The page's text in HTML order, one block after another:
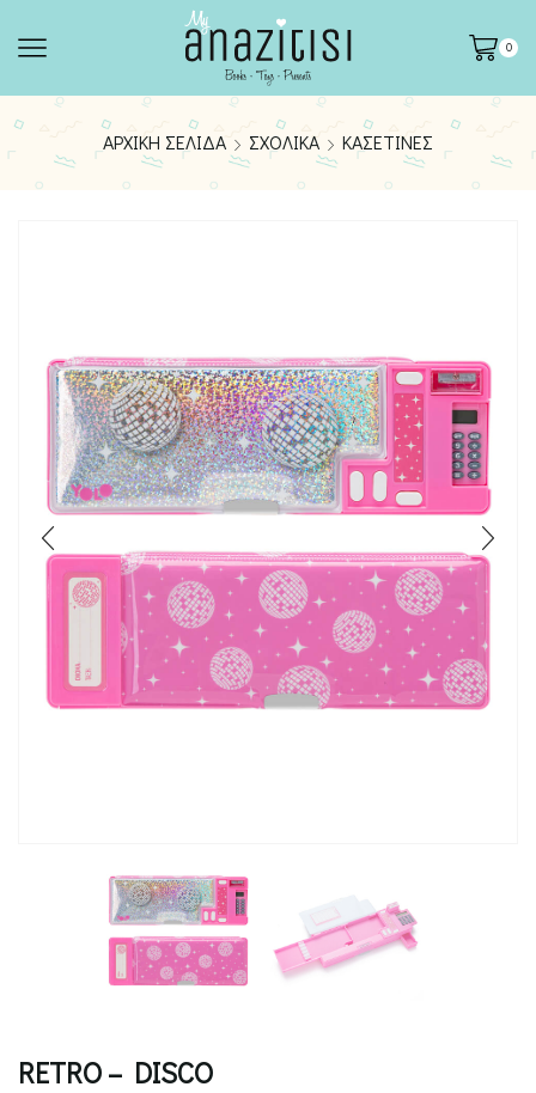
0
ΑΡΧΙΚΉ ΣΕΛΊΔΑ ΣΧΟΛΙΚΆ ΚΑΣΕΤΊΝΕΣ
RETRO – DISCO